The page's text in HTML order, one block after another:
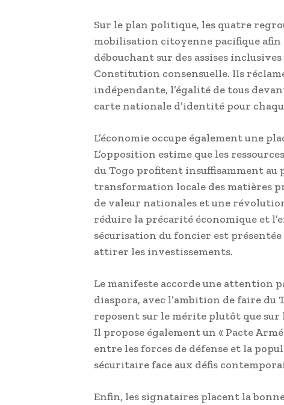
Sur le plan politique, les quatre
mobilisation citoyenne pacifique
débouchant sur des assises
Constitution consensuelle. Ils
indépendante, l’égalité de tous
carte nationale d’identité pour
L’économie occupe également une
L’opposition estime que les
du Togo profitent insuffisamment au
transformation locale des matières
de valeur nationales et une
réduire la précarité économique et
sécurisation du foncier est
attirer les investissements.
Le manifeste accorde une attention
diaspora, avec l’ambition de faire du
reposent sur le mérite plutôt que
Il propose également un « Pacte
entre les forces de défense et la
sécuritaire face aux défis
Enfin, les signataires placent la